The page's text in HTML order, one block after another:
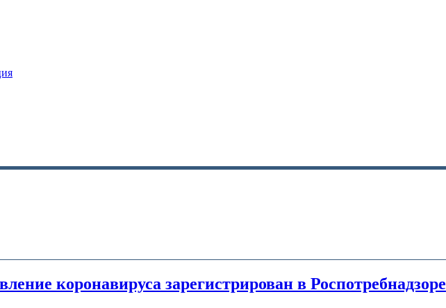
коронавируса зарегистрирован в Роспотребнадзоре